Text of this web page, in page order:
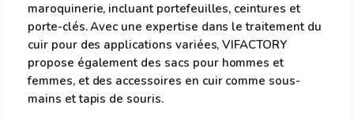
maroquinerie, incluant portefeuilles, ceintures et
porte-clés. Avec une expertise dans le traitement du
cuir pour des applications variées, VIFACTORY
propose également des sacs pour hommes et
femmes, et des accessoires en cuir comme sous-
mains et tapis de souris.